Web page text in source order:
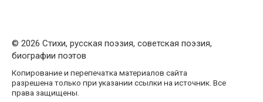
© 2026 Стихи, русская поэзия, советская поэзия,
биографии поэтов
Копирование и перепечатка материалов сайта
разрешена только при указании ссылки на источник. Все
права защищены.